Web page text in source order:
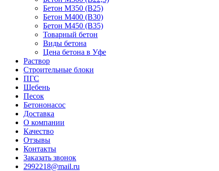
Бетон М350 (B25)
Бетон М400 (B30)
Бетон М450 (B35)
Товарный бетон
Виды бетона
Цена бетона в Уфе
Раствор
Строительные блоки
ПГС
Щебень
Песок
Бетононасос
Доставка
О компании
Качество
Отзывы
Контакты
Заказать звонок
2992218@mail.ru